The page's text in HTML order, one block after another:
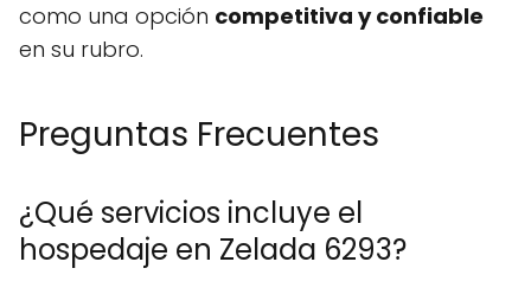
como una opción competitiva y confiable
en su rubro.
Preguntas Frecuentes
¿Qué servicios incluye el
hospedaje en Zelada 6293?